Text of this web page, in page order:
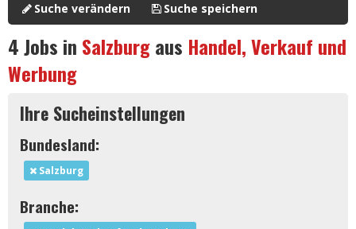
Suche verändern Suche speichern
4Jobs in Salzburgaus Handel, Verkauf und
Werbung
Ihre Sucheinstellungen
Bundesland:
Salzburg
Branche: